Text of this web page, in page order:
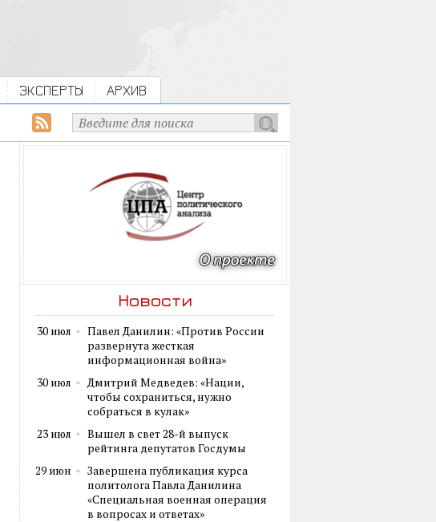
ЭКСПЕРТЫ АРХИВ
Новости
30 июл
Павел Данилин: «Против России
развернута жесткая
информационная война»
30 июл
Дмитрий Медведев: «Нации,
чтобы сохраниться, нужно
собраться в кулак»
23 июл
Вышел в свет 28-й выпуск
рейтинга депутатов Госдумы
29 июн
Завершена публикация курса
политолога Павла Данилина
«Специальная военная операция
в вопросах и ответах»